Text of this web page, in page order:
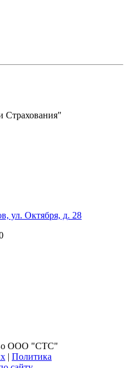
ул. Октября, д. 28
ООО "СТС"
| Политика